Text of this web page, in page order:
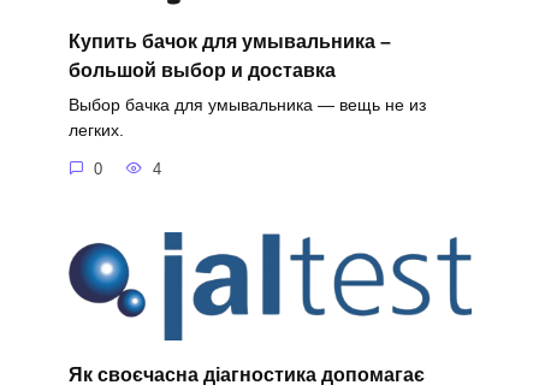
Купить бачок для умывальника –
большой выбор и доставка
Выбор бачка для умывальника — вещь не из
легких.
0 4
Як своєчасна діагностика допомагає